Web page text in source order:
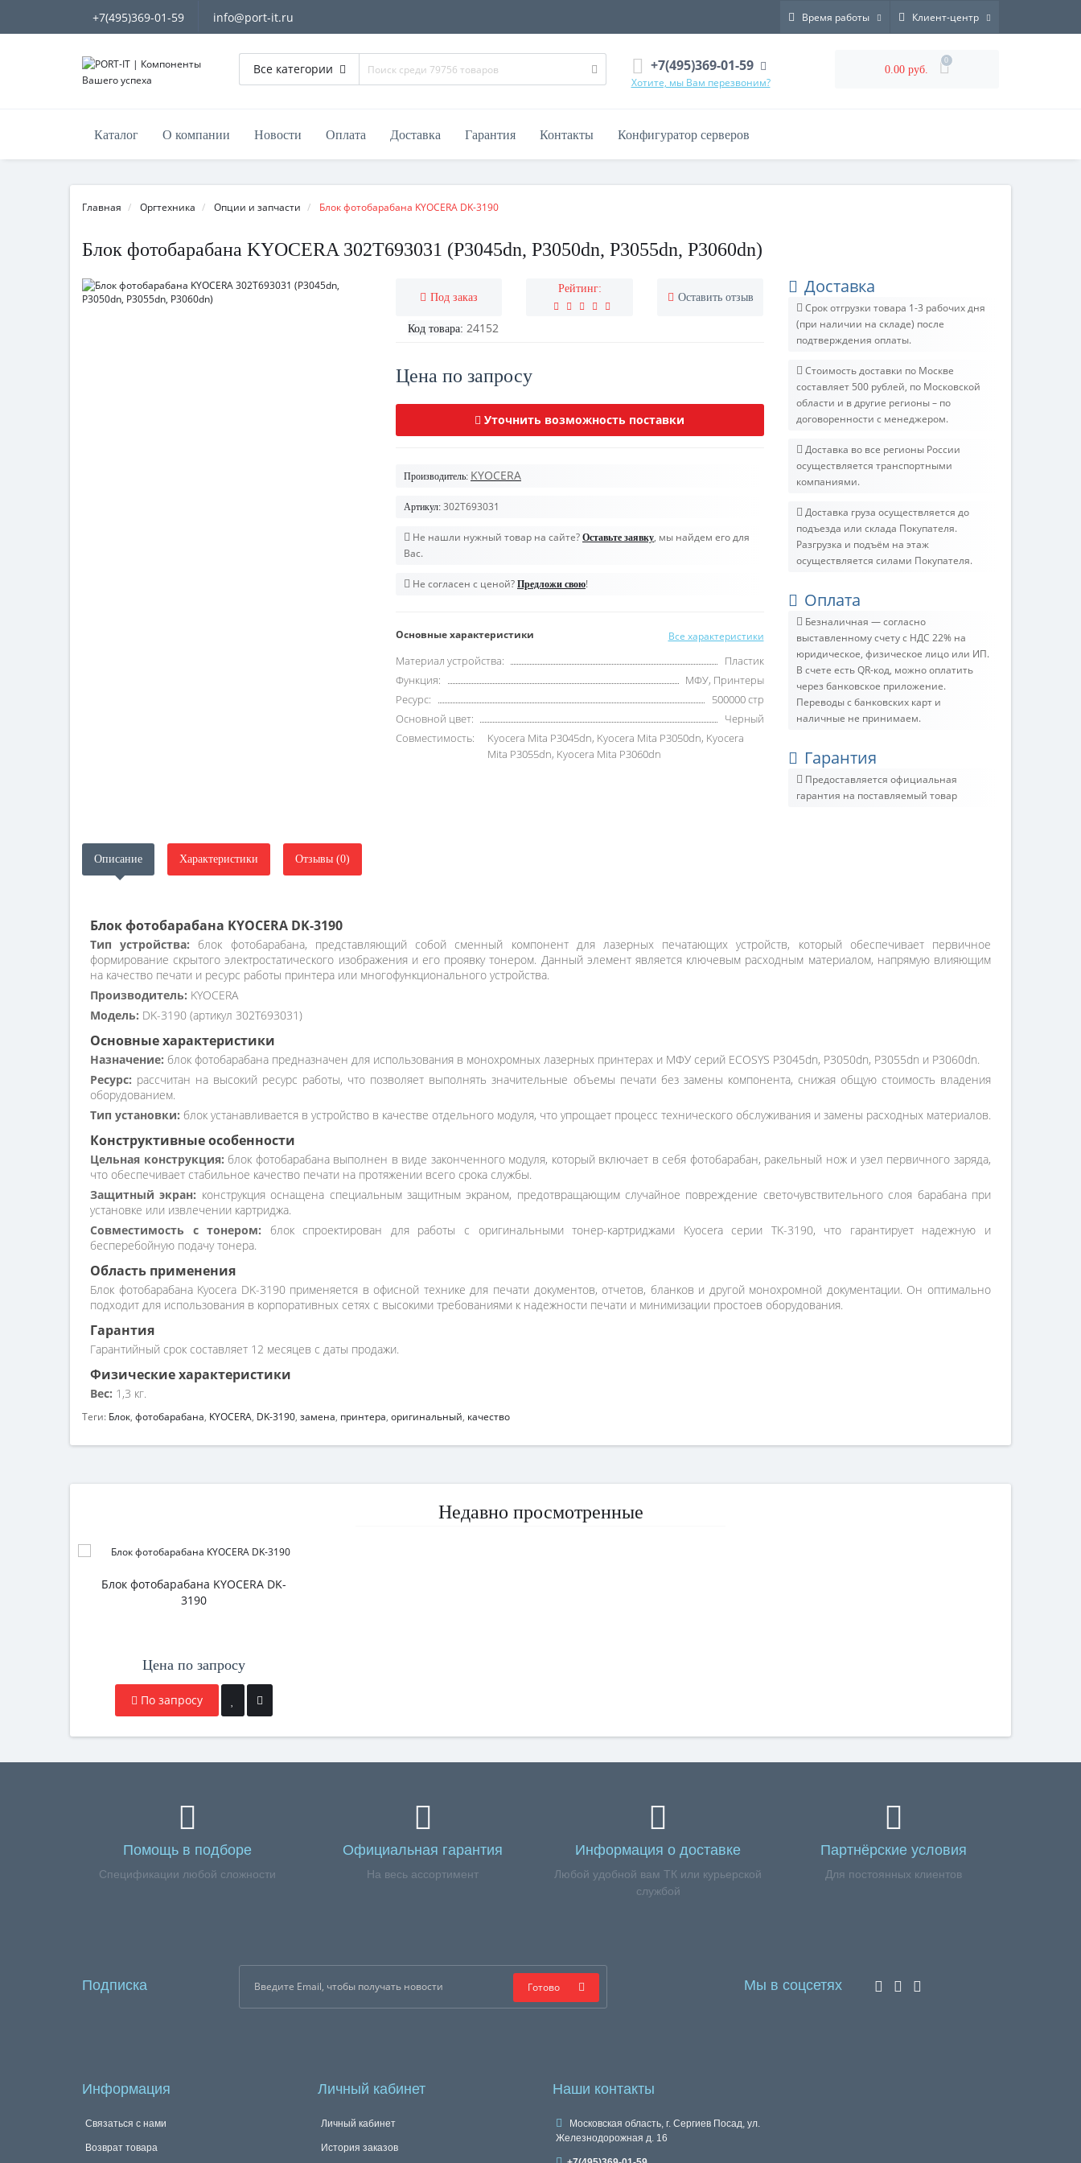
+7(495)369-01-59 info@port-it.ru Время работы Клиент-центр
Все категории +7(495)369-01-59
Хотите, мы Вам перезвоним?
0.00 руб.
0
Каталог О компании Новости Оплата Доставка Гарантия Контакты Конфигуратор серверов
Главная Оргтехника Опции и запчасти Блок фотобарабана KYOCERA DK-3190
Блок фотобарабана KYOCERA 302T693031 (P3045dn, P3050dn, P3055dn, P3060dn)
Под заказ
Рейтинг:
Оставить отзыв
Код товара: 24152
Цена по запросу
Уточнить возможность поставки
Производитель: KYOCERA
Артикул: 302T693031
Не нашли нужный товар на сайте? Оставьте заявку, мы найдем его для
Вас.
Не согласен с ценой? Предложи свою!
Основные характеристики Все характеристики
Материал устройства:
Пластик
Функция:
МФУ, Принтеры
Ресурс:
500000 стр
Основной цвет:
Черный
Совместимость:
Kyocera Mita P3045dn, Kyocera Mita P3050dn, Kyocera
Mita P3055dn, Kyocera Mita P3060dn
Доставка
Срок отгрузки товара 1-3 рабочих дня
(при наличии на складе) после
подтверждения оплаты.
Стоимость доставки по Москве
составляет 500 рублей, по Московской
области и в другие регионы – по
договоренности с менеджером.
Доставка во все регионы России
осуществляется транспортными
компаниями.
Доставка груза осуществляется до
подъезда или склада Покупателя.
Разгрузка и подъём на этаж
осуществляется силами Покупателя.
Оплата
Безналичная — согласно
выставленному счету c НДС 22% на
юридическое, физическое лицо или ИП.
В счете есть QR-код, можно оплатить
через банковское приложение.
Переводы с банковских карт и
наличные не принимаем.
Гарантия
Предоставляется официальная
гарантия на поставляемый товар
Описание Характеристики Отзывы (0)
Блок фотобарабана KYOCERA DK-3190
Тип устройства: блок фотобарабана, представляющий собой сменный компонент для лазерных печатающих устройств, который обеспечивает первичное
формирование скрытого электростатического изображения и его проявку тонером. Данный элемент является ключевым расходным материалом, напрямую влияющим
на качество печати и ресурс работы принтера или многофункционального устройства.
Производитель: KYOCERA
Модель: DK-3190 (артикул 302T693031)
Основные характеристики
Назначение: блок фотобарабана предназначен для использования в монохромных лазерных принтерах и МФУ серий ECOSYS P3045dn, P3050dn, P3055dn и P3060dn.
Ресурс: рассчитан на высокий ресурс работы, что позволяет выполнять значительные объемы печати без замены компонента, снижая общую стоимость владения
оборудованием.
Тип установки: блок устанавливается в устройство в качестве отдельного модуля, что упрощает процесс технического обслуживания и замены расходных материалов.
Конструктивные особенности
Цельная конструкция: блок фотобарабана выполнен в виде законченного модуля, который включает в себя фотобарабан, ракельный нож и узел первичного заряда,
что обеспечивает стабильное качество печати на протяжении всего срока службы.
Защитный экран: конструкция оснащена специальным защитным экраном, предотвращающим случайное повреждение светочувствительного слоя барабана при
установке или извлечении картриджа.
Совместимость с тонером: блок спроектирован для работы с оригинальными тонер-картриджами Kyocera серии TK-3190, что гарантирует надежную и
бесперебойную подачу тонера.
Область применения
Блок фотобарабана Kyocera DK-3190 применяется в офисной технике для печати документов, отчетов, бланков и другой монохромной документации. Он оптимально
подходит для использования в корпоративных сетях с высокими требованиями к надежности печати и минимизации простоев оборудования.
Гарантия
Гарантийный срок составляет 12 месяцев с даты продажи.
Физические характеристики
Вес: 1,3 кг.
Теги: Блок, фотобарабана, KYOCERA, DK-3190, замена, принтера, оригинальный, качество
Недавно просмотренные
Блок фотобарабана KYOCERA DK-
3190
Цена по запросу
По запросу
Помощь в подборе
Спецификации любой сложности
Официальная гарантия
На весь ассортимент
Информация о доставке
Любой удобной вам ТК или курьерской
службой
Партнёрские условия
Для постоянных клиентов
Подписка Готово Мы в соцсетях
Информация
Связаться с нами
Возврат товара
Личный кабинет
Личный кабинет
История заказов
Наши контакты
Московская область, г. Сергиев Посад, ул.
Железнодорожная д. 16